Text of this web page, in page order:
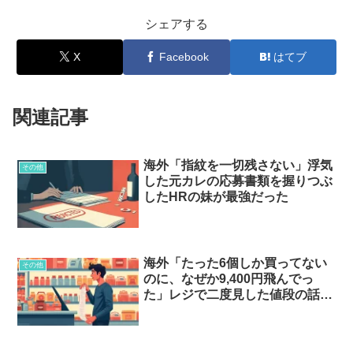
シェアする
X Facebook はてブ
関連記事
その他
海外「指紋を一切残さない」浮気
した元カレの応募書類を握りつぶ
したHRの妹が最強だった
その他
海外「たった6個しか買ってない
のに、なぜか9,400円飛んでっ
た」レジで二度見した値段の話…